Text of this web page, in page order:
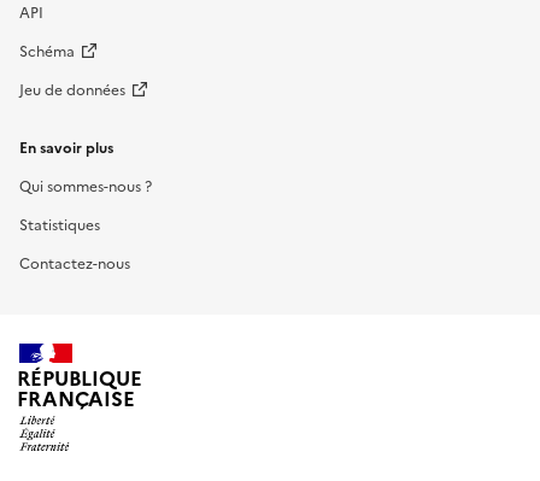
API
Schéma
Jeu de données
En savoir plus
Qui sommes-nous ?
Statistiques
Contactez-nous
RÉPUBLIQUE
FRANÇAISE